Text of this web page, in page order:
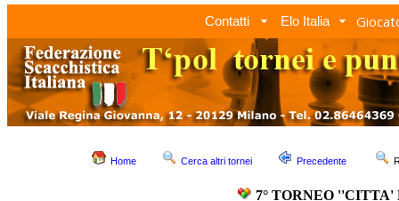
Contatti Elo Italia
Home Cerca altri tornei Precedente
7° TORNEO